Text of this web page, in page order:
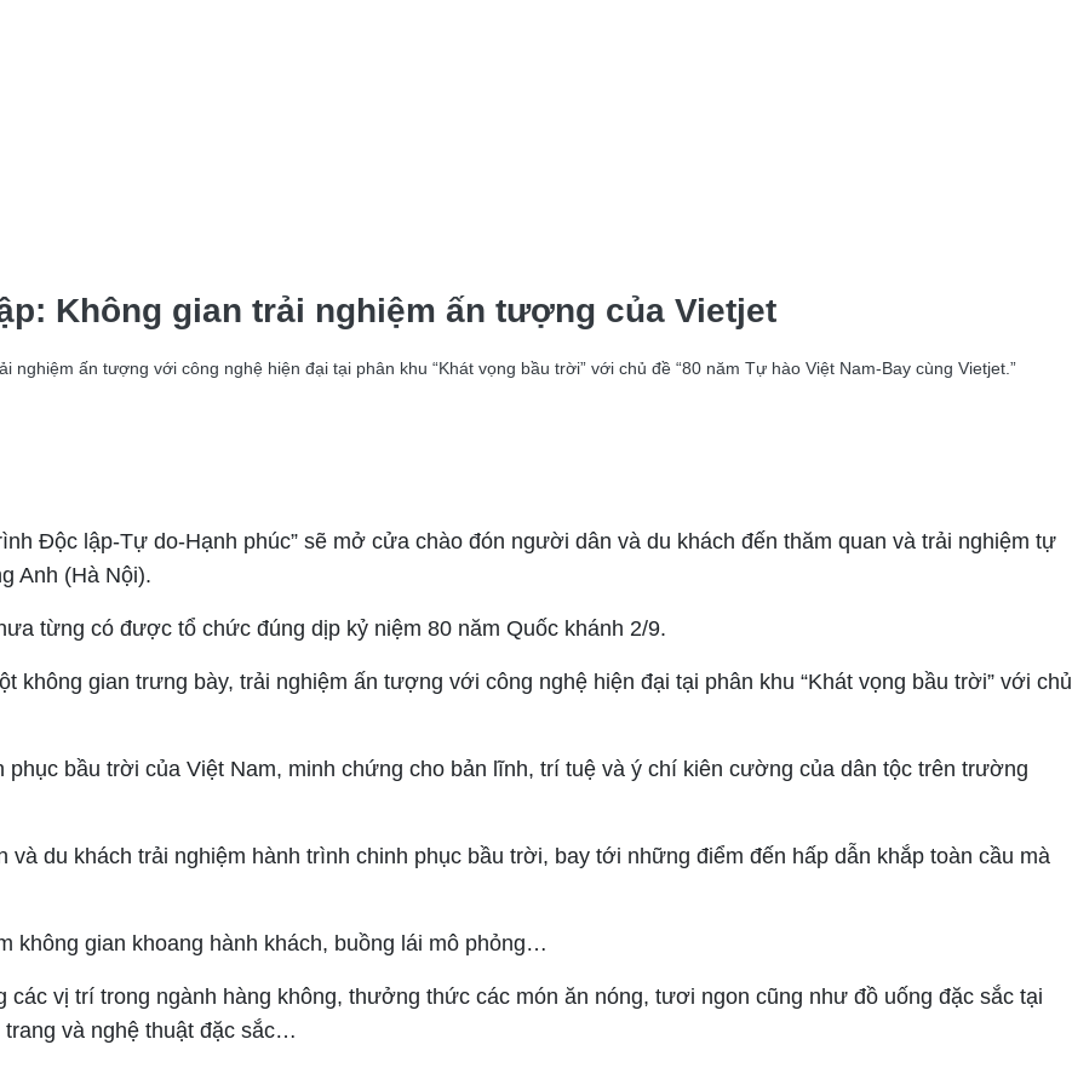
Không gian trải nghiệm ấn tượng của Vietjet
ấn tượng với công nghệ hiện đại tại phân khu “Khát vọng bầu trời” với chủ đề “80 năm Tự hào Việt Nam-Bay cùng Vietjet.”
Độc lập-Tự do-Hạnh phúc” sẽ mở cửa chào đón người dân và du khách đến thăm quan và trải nghiệm tự
Anh (Hà Nội).
từng có được tổ chức đúng dịp kỷ niệm 80 năm Quốc khánh 2/9.
không gian trưng bày, trải nghiệm ấn tượng với công nghệ hiện đại tại phân khu “Khát vọng bầu trời” với chủ
bầu trời của Việt Nam, minh chứng cho bản lĩnh, trí tuệ và ý chí kiên cường của dân tộc trên trường
du khách trải nghiệm hành trình chinh phục bầu trời, bay tới những điểm đến hấp dẫn khắp toàn cầu mà
không gian khoang hành khách, buồng lái mô phỏng…
vị trí trong ngành hàng không, thưởng thức các món ăn nóng, tươi ngon cũng như đồ uống đặc sắc tại
và nghệ thuật đặc sắc…